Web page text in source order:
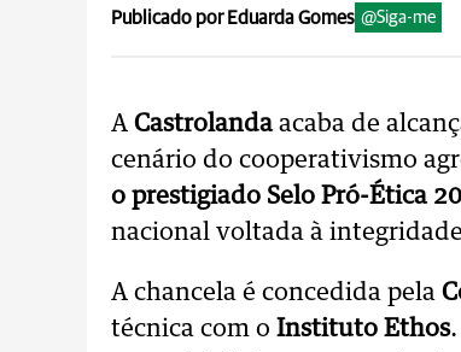
Publicado por Eduarda Gomes @Siga-me
A Castrolanda acaba de
cenário do cooperativismo
o prestigiado Selo Pró-Ética
nacional voltada à
A chancela é concedida pela
técnica com o Instituto Ethos